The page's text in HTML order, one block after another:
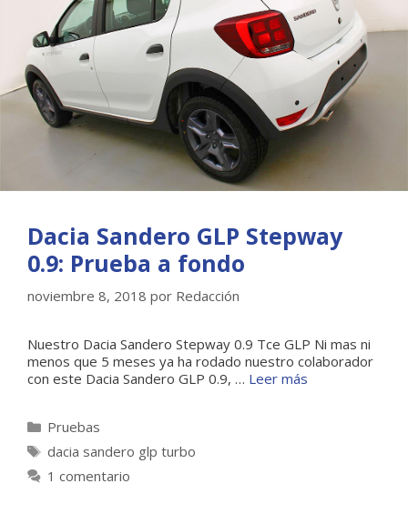
Dacia Sandero GLP Stepway
0.9: Prueba a fondo
noviembre 8, 2018 por Redacción
Nuestro Dacia Sandero Stepway 0.9 Tce GLP Ni mas ni
menos que 5 meses ya ha rodado nuestro colaborador
con este Dacia Sandero GLP 0.9, … Leer más
Categorías
Pruebas
Etiquetas
dacia sandero glp turbo
1 comentario